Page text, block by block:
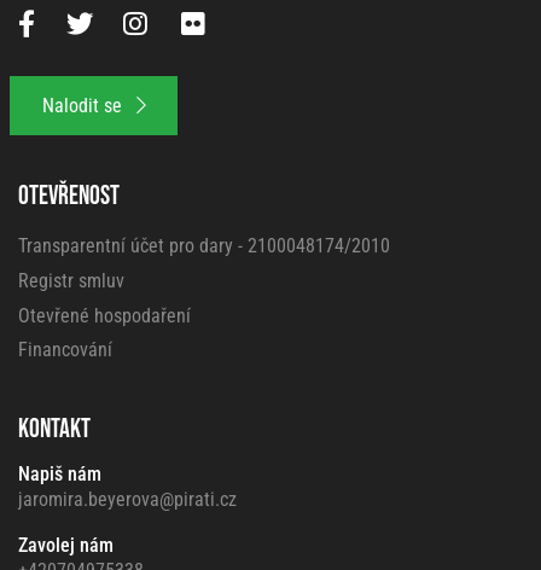
OTEVŘENOST
Transparentní účet pro dary - 2100048174/2010
Registr smluv
Otevřené hospodaření
Financování
KONTAKT
Napiš nám
jaromira.beyerova@pirati.cz
Zavolej nám
Nalodit se